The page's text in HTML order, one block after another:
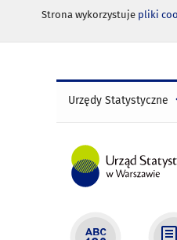
Strona wykorzystuje pliki
Urzędy Statystyczne